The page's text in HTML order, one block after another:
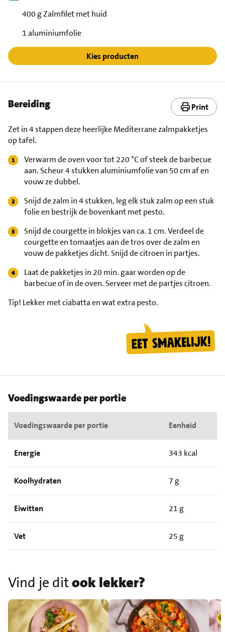
400 g Zalmfilet met huid
1 aluminiumfolie
Kies producten
Bereiding Print
Zet in 4 stappen deze heerlijke Mediterrane zalmpakketjes
op tafel.
Verwarm de oven voor tot 220 °C of steek de barbecue
aan. Scheur 4 stukken aluminiumfolie van 50 cm af en
vouw ze dubbel.
Snijd de zalm in 4 stukken, leg elk stuk zalm op een stuk
folie en bestrijk de bovenkant met pesto.
Snijd de courgette in blokjes van ca. 1 cm. Verdeel de
courgette en tomaatjes aan de tros over de zalm en
vouw de pakketjes dicht. Snijd de citroen in partjes.
Laat de pakketjes in 20 min. gaar worden op de
barbecue of in de oven. Serveer met de partjes citroen.
Tip! Lekker met ciabatta en wat extra pesto.
Voedingswaarde per portie
Voedingswaarde per portie Eenheid
Energie 343 kcal
Koolhydraten 7 g
Eiwitten 21 g
Vet 25 g
Vind je ditook lekker?